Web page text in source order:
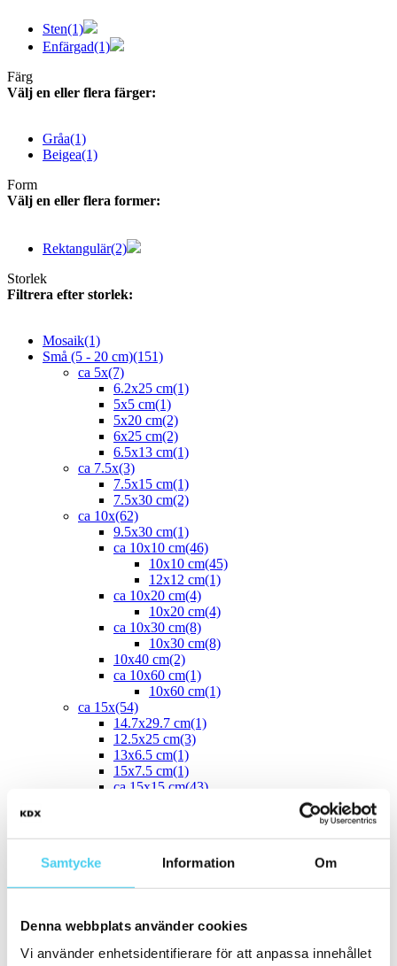
Samtycke Information Om
Denna webbplats använder cookies
Vi använder enhetsidentifierare för att anpassa innehållet
Sten(1)
Enfärgad(1)
Färg
Välj en eller flera färger:
Gråa(1)
Beigea(1)
Form
Välj en eller flera former:
Rektangulär(2)
Storlek
Filtrera efter storlek:
Mosaik(1)
Små (5 - 20 cm)(151)
ca 5x(7)
6.2x25 cm(1)
5x5 cm(1)
5x20 cm(2)
6x25 cm(2)
6.5x13 cm(1)
ca 7.5x(3)
7.5x15 cm(1)
7.5x30 cm(2)
ca 10x(62)
9.5x30 cm(1)
ca 10x10 cm(46)
10x10 cm(45)
12x12 cm(1)
ca 10x20 cm(4)
10x20 cm(4)
ca 10x30 cm(8)
10x30 cm(8)
10x40 cm(2)
ca 10x60 cm(1)
10x60 cm(1)
ca 15x(54)
14.7x29.7 cm(1)
12.5x25 cm(3)
13x6.5 cm(1)
15x7.5 cm(1)
ca 15x15 cm(43)
15x45 cm(1)
17.5x20 cm
ca 20x20 cm
20x20 cm(22)